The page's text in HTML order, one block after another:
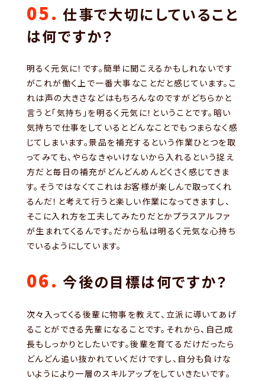
05. 仕事で大切にしていること
は何ですか？
明るく元気に！です。簡単に聞こえるかもしれないです
がこれが働く上で一番大事なことだと感じています。こ
れは声の大きさなどはもちろんなのですがどちらかと
言うと「気持ち」を明るく元気に！ということです。暗い
気持ちで仕事をしているとどんなことでもつまらなく感
じてしまいます。景品を補充するという作業ひとつを取
ってみても、やらなきゃいけないから入れるという捉え
方だと毎日の補充がどんどんめんどくさく感じてきま
す。そうではなくてこれはお客様が楽しんで取ってくれ
るんだ！と考えて行うと楽しい作業になってきますし、
そこに入れ方を工夫してみたりだとかプラスアルファ
が生まれてくるんです。だから私は明るく元気な心持ち
でいるようにしています。
06. 今後の目標は何ですか？
次々入ってくる後輩に物事を教えて、立派に導いてあげ
ることができる先輩になることです。それから、自己成
長もしっかりとしたいです。後輩を育てるだけだったら
どんどん追い抜かれていくだけですし、自分も負けな
いようにより一層のスキルアップをしていきたいです。